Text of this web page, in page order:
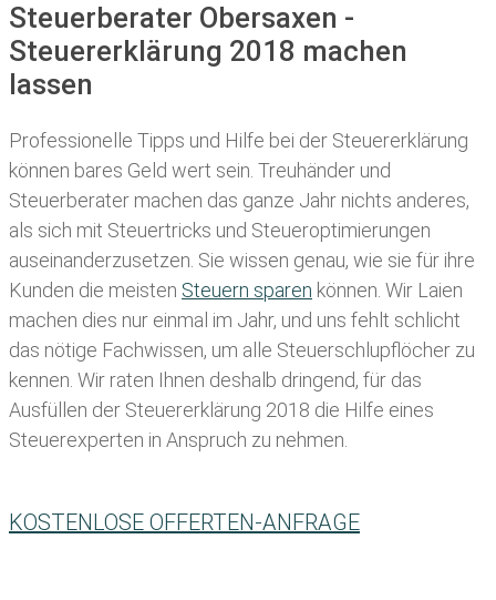
Steuerberater Obersaxen -
Steuererklärung 2018 machen
lassen
Professionelle Tipps und Hilfe bei der Steuererklärung
können bares Geld wert sein. Treuhänder und
Steuerberater machen das ganze Jahr nichts anderes,
als sich mit Steuertricks und Steueroptimierungen
auseinanderzusetzen. Sie wissen genau, wie sie für ihre
Kunden die meisten Steuern sparen können. Wir Laien
machen dies nur einmal im Jahr, und uns fehlt schlicht
das nötige Fachwissen, um alle Steuerschlupflöcher zu
kennen. Wir raten Ihnen deshalb dringend, für das
Ausfüllen der Steuererklärung 2018 die Hilfe eines
Steuerexperten in Anspruch zu nehmen.
KOSTENLOSE OFFERTEN-ANFRAGE